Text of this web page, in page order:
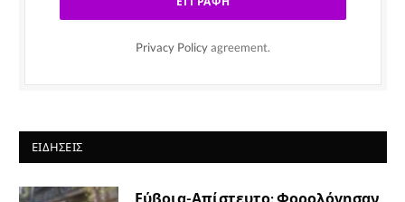
Privacy Policy agreement.
ΕΙΔΉΣΕΙΣ
Εύβοια-Απίστευτο: Φορολόγησαν